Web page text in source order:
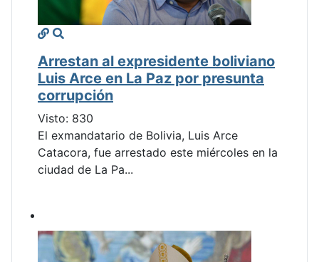
Arrestan al expresidente boliviano
Luis Arce en La Paz por presunta
corrupción
Visto: 830
El exmandatario de Bolivia, Luis Arce
Catacora, fue arrestado este miércoles en la
ciudad de La Pa...